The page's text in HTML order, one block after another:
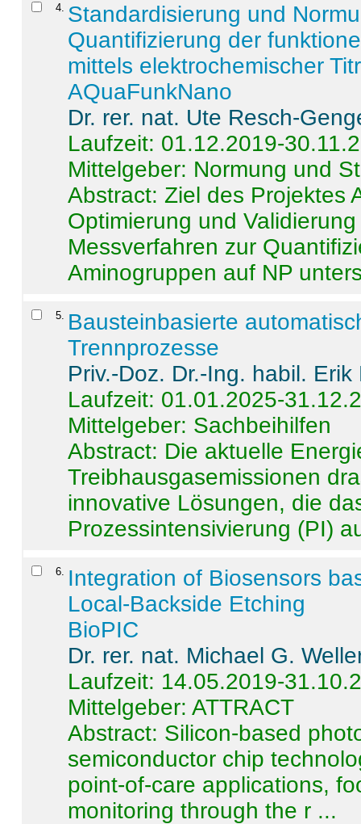
4 Standardisierung und
Quantifizierung der
mittels elektrochemischer
AQuaFunkNano
Dr. rer. nat. Ute Resch-
Laufzeit: 01.12.2019-
Mittelgeber: Normung und
Abstract:Ziel des Projektes
Optimierung und
Messverfahren zur
Aminogruppen auf NP
5
Bausteinbasierte
Trennprozesse
Priv.-Doz. Dr.-Ing. habil. Erik
Laufzeit: 01.01.2025-
Mittelgeber: Sachbeihilfen
Abstract: Die aktuelle
Treibhausgasemissionen
innovative Lösungen, die
Prozessintensivierung (PI)
6
Integration of Biosensors
Local-Backside Etching
BioPIC
Dr. rer. nat. Michael G.
Laufzeit: 14.05.2019-
Mittelgeber: ATTRACT
Abstract: Silicon-based
semiconductor chip
point-of-care applications,
monitoring through the r ...